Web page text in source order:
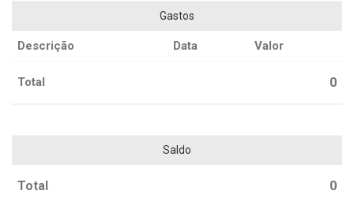
Gastos
Descrição Data Valor
Total 0
Saldo
Total 0